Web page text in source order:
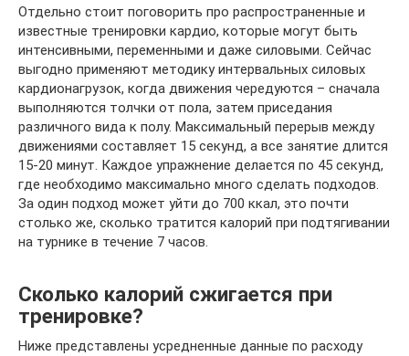
Отдельно стоит поговорить про распространенные и
известные тренировки кардио, которые могут быть
интенсивными, переменными и даже силовыми. Сейчас
выгодно применяют методику интервальных силовых
кардионагрузок, когда движения чередуются – сначала
выполняются толчки от пола, затем приседания
различного вида к полу. Максимальный перерыв между
движениями составляет 15 секунд, а все занятие длится
15-20 минут. Каждое упражнение делается по 45 секунд,
где необходимо максимально много сделать подходов.
За один подход может уйти до 700 ккал, это почти
столько же, сколько тратится калорий при подтягивании
на турнике в течение 7 часов.
Сколько калорий сжигается при
тренировке?
Ниже представлены усредненные данные по расходу